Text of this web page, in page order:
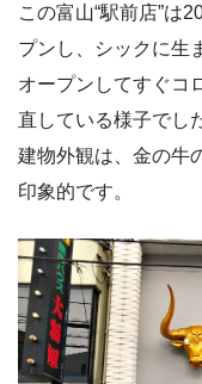
この富山“駅前店”は
プンし、シックに生
オープンしてすぐコ
直している様子でし
建物外観は、金の牛
印象的です。